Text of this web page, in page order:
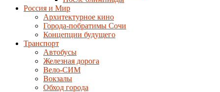
Россия и Мир
Архитектурное кино
Города-побратимы Сочи
Концепции будущего
Транспорт
Автобусы
Железная дорога
Вело-СИМ
Вокзалы
Обход города